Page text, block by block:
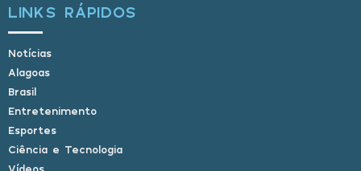
LINKS RÁPIDOS
Notícias
Alagoas
Brasil
Entretenimento
Esportes
Ciência e Tecnologia